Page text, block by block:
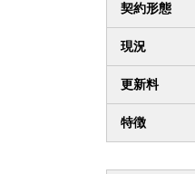
契約形態
現況
更新料
特徴